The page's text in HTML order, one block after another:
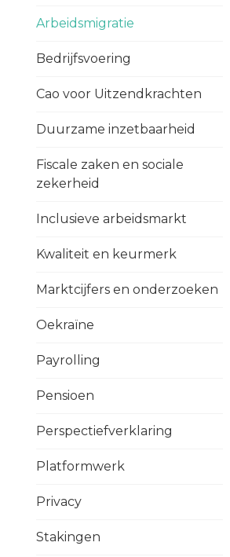
Arbeidsmigratie
Bedrijfsvoering
Cao voor Uitzendkrachten
Duurzame inzetbaarheid
Fiscale zaken en sociale
zekerheid
Inclusieve arbeidsmarkt
Kwaliteit en keurmerk
Marktcijfers en onderzoeken
Oekraïne
Payrolling
Pensioen
Perspectiefverklaring
Platformwerk
Privacy
Stakingen